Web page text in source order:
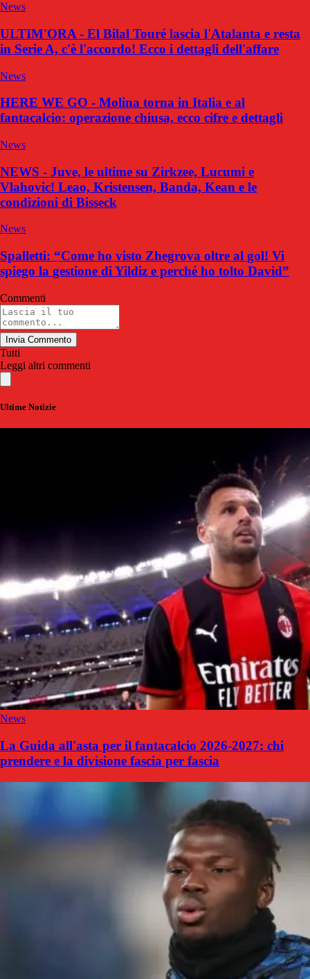
News
ULTIM'ORA - El Bilal Touré lascia l'Atalanta e resta
in Serie A, c'è l'accordo! Ecco i dettagli dell'affare
News
HERE WE GO - Molina torna in Italia e al
fantacalcio: operazione chiusa, ecco cifre e dettagli
News
NEWS - Juve, le ultime su Zirkzee, Lucumi e
Vlahovic! Leao, Kristensen, Banda, Kean e le
condizioni di Bisseck
News
Spalletti: “Come ho visto Zhegrova oltre al gol! Vi
spiego la gestione di Yildiz e perché ho tolto David”
Commenti
Invia Commento
Tutti
Leggi altri commenti
Ultime Notizie
News
La Guida all'asta per il fantacalcio 2026-2027: chi
prendere e la divisione fascia per fascia